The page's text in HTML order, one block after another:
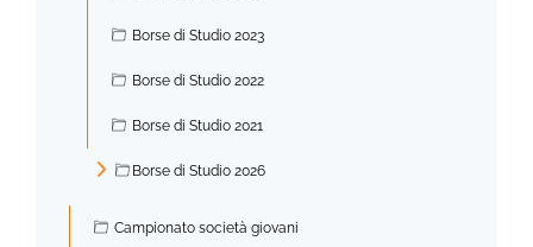
Borse di Studio 2023
Borse di Studio 2022
Borse di Studio 2021
Borse di Studio 2026
Campionato società giovani